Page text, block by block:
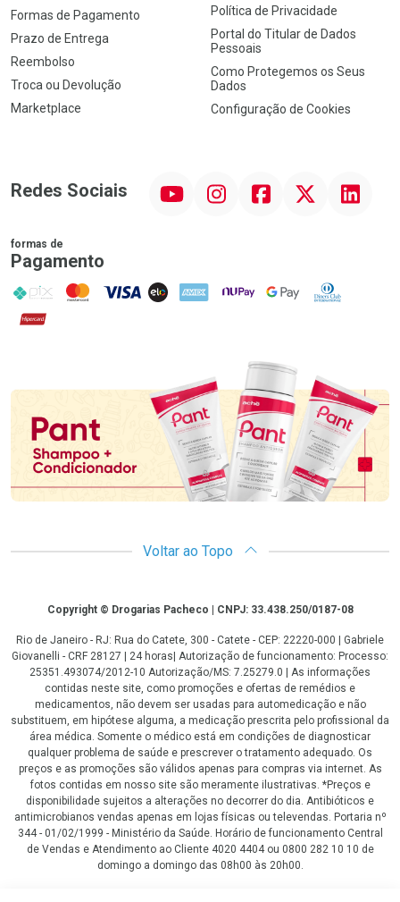
Formas de Pagamento
Prazo de Entrega
Reembolso
Troca ou Devolução
Marketplace
Política de Privacidade
Portal do Titular de Dados
Pessoais
Como Protegemos os Seus
Dados
Configuração de Cookies
Redes Sociais InstagramFacebook Linkedin
formas de
Pagamento
PIX MasterCard
VISA ELO AMEX NuPay Google PayDiners Club
Hipercard
Promoção em Destaque
Voltar ao Topo
CopyrightCopyright © Drogarias Pacheco | CNPJ: 33.438.250/0187-08
Rio de Janeiro - RJ: Rua do Catete, 300 - Catete - CEP: 22220-000 | Gabriele
Giovanelli - CRF 28127 | 24 horas| Autorização de funcionamento: Processo:
25351.493074/2012-10 Autorização/MS: 7.25279.0 | As informações
contidas neste site, como promoções e ofertas de remédios e
medicamentos, não devem ser usadas para automedicação e não
substituem, em hipótese alguma, a medicação prescrita pelo profissional da
área médica. Somente o médico está em condições de diagnosticar
qualquer problema de saúde e prescrever o tratamento adequado. Os
preços e as promoções são válidos apenas para compras via internet. As
fotos contidas em nosso site são meramente ilustrativas. *Preços e
disponibilidade sujeitos a alterações no decorrer do dia. Antibióticos e
antimicrobianos vendas apenas em lojas físicas ou televendas. Portaria nº
344 - 01/02/1999 - Ministério da Saúde. Horário de funcionamento Central
de Vendas e Atendimento ao Cliente 4020 4404 ou 0800 282 10 10 de
domingo a domingo das 08h00 às 20h00.